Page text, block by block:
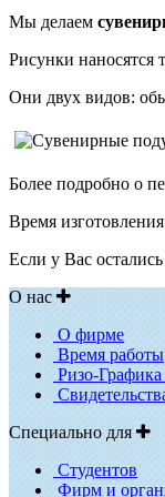
Мы делаем
Рисунки наносятся
Они двух видов:
Более подробно о
Время изготовления
Если у Вас
О нас
О фирме
Время работы
Ризо-Графика
Специально для
Студентов
Фирм и